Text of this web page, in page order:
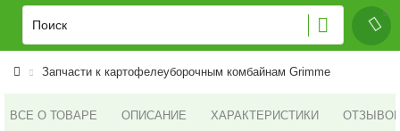
Запчасти к картофелеуборочным комбайнам Grimme
ВСЕ О ТОВАРЕ ОПИСАНИЕ ХАРАКТЕРИСТИКИ ОТЗЫВОВ